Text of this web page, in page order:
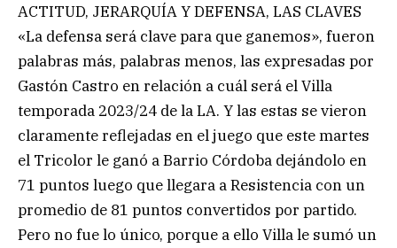
ACTITUD, JERARQUÍA Y DEFENSA, LAS CLAVES
«La defensa será clave para que ganemos», fueron
palabras más, palabras menos, las expresadas por
Gastón Castro en relación a cuál será el Villa
temporada 2023/24 de la LA. Y las estas se vieron
claramente reflejadas en el juego que este martes
el Tricolor le ganó a Barrio Córdoba dejándolo en
71 puntos luego que llegara a Resistencia con un
promedio de 81 puntos convertidos por partido.
Pero no fue lo único, porque a ello Villa le sumó un